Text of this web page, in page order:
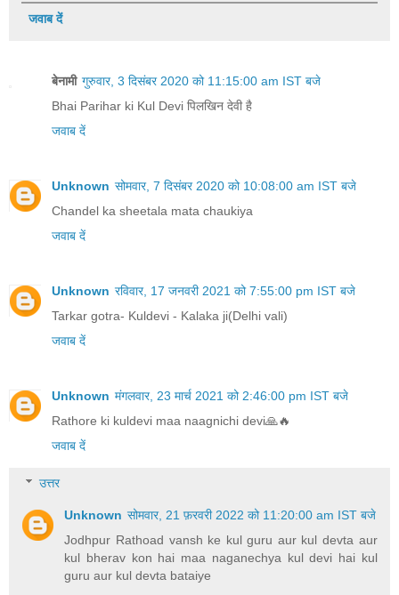
जवाब दें
बेनामी गुरुवार, 3 दिसंबर 2020 को 11:15:00 am IST बजे
Bhai Parihar ki Kul Devi पिलखिन देवी‌ है
जवाब दें
Unknown सोमवार, 7 दिसंबर 2020 को 10:08:00 am IST बजे
Chandel ka sheetala mata chaukiya
जवाब दें
Unknown रविवार, 17 जनवरी 2021 को 7:55:00 pm IST बजे
Tarkar gotra- Kuldevi - Kalaka ji(Delhi vali)
जवाब दें
Unknown मंगलवार, 23 मार्च 2021 को 2:46:00 pm IST बजे
Rathore ki kuldevi maa naagnichi devi🙏🔥
जवाब दें
उत्तर
Unknown सोमवार, 21 फ़रवरी 2022 को 11:20:00 am IST बजे
Jodhpur Rathoad vansh ke kul guru aur kul devta aur
kul bherav kon hai maa naganechya kul devi hai kul
guru aur kul devta bataiye